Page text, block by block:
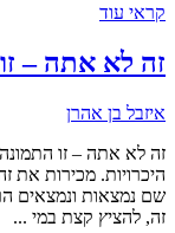
קראי עוד
זה לא אתה –
איזבל בן אהרן
זה לא אתה – זו
היכרויות. מכירות את
שם נמצאות ונמצאים
זה, להציץ קצת במי ...